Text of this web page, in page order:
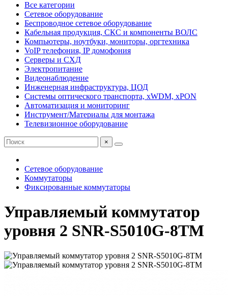
Все категории
Сетевое оборудование
Беспроводное сетевое оборудование
Кабельная продукция, СКС и компоненты ВОЛС
Компьютеры, ноутбуки, мониторы, оргтехника
VoIP телефония, IP домофония
Серверы и СХД
Электропитание
Видеонаблюдение
Инженерная инфраструктура, ЦОД
Системы оптического транспорта, xWDM, xPON
Автоматизация и мониторинг
Инструмент/Материалы для монтажа
Телевизионное оборудование
×
Сетевое оборудование
Коммутаторы
Фиксированные коммутаторы
Управляемый коммутатор
уровня 2 SNR-S5010G-8TM